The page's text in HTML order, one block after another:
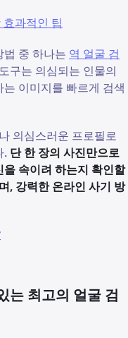
과적인 팁
중 하나는 역 얼굴 검
구는 의심되는 인물의
이미지를 빠르게 검색
의심스러운 프로필로
. 단 한 장의 사진만으로
속이려 하는지 확인할
, 강력한 온라인 사기 방
는 최고의 얼굴 검